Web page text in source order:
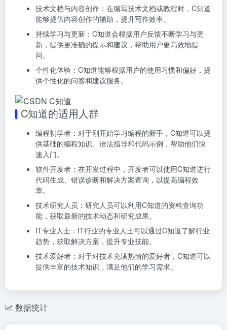
技术文档与内容创作：在编写技术文档或教程时，C知道
能够提供内容创作的辅助，提升写作效率。
持续学习与更新：C知道会根据用户反馈不断学习与更
新，提供更准确的提示和建议，帮助用户更高效地提
问。
个性化体验：C知道能够根据用户的使用习惯和偏好，提
供个性化的问答和建议服务。
C知道的适用人群
编程初学者：对于刚开始学习编程的新手，C知道可以提
供基础的编程知识、语法指导和代码示例，帮助他们快
速入门。
软件开发者：在开发过程中，开发者可以使用C知道进行
代码生成、错误诊断和解决方案查询，以提高编程效
率。
技术研究人员：研究人员可以利用C知道的资料查询功
能，获取最新的技术动态和研究成果。
IT专业人士：IT行业的专业人士可以通过C知道了解行业
趋势，获取解决方案，提升专业技能。
技术爱好者：对于对技术充满热情的爱好者，C知道可以
提供丰富的技术知识，满足他们的学习需求。
数据统计